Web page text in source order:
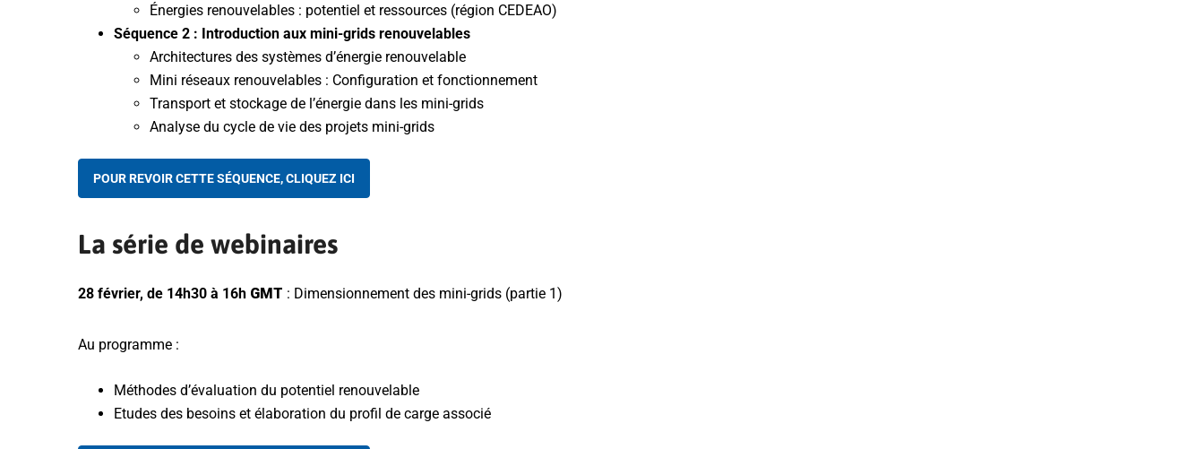
Énergies renouvelables : potentiel et ressources (région CEDEAO)
Séquence 2 : Introduction aux mini-grids renouvelables
Architectures des systèmes d’énergie renouvelable
Mini réseaux renouvelables : Configuration et fonctionnement
Transport et stockage de l’énergie dans les mini-grids
Analyse du cycle de vie des projets mini-grids
POUR REVOIR CETTE SÉQUENCE, CLIQUEZ ICI
La série de webinaires
28 février, de 14h30 à 16h GMT : Dimensionnement des mini-grids (partie 1)
Au programme :
Méthodes d’évaluation du potentiel renouvelable
Etudes des besoins et élaboration du profil de carge associé